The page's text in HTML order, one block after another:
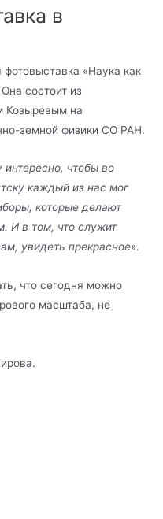
в
«Наука как
состоит из
Козыревым на
земной физики СО РАН.
интересно, чтобы во
каждый из нас мог
которые делают
И в том, что служит
увидеть прекрасное».
что сегодня можно
масштаба, не